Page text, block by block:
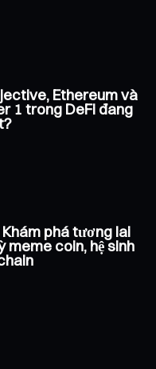
Ethereum và
1 trong DeFi đang
phá tương lai
meme coin, hệ sinh